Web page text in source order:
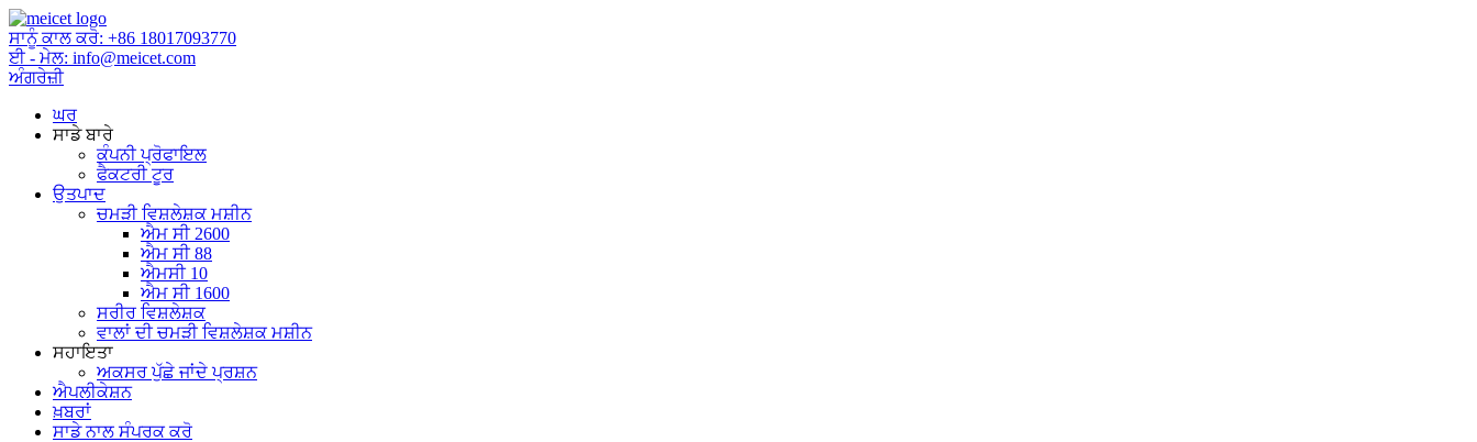
ਸਾਨੂੰ ਕਾਲ ਕਰੋ: +86 18017093770
ਈ - ਮੇਲ: info@meicet.com
ਅੰਗਰੇਜ਼ੀ
ਘਰ
ਸਾਡੇ ਬਾਰੇ
ਕੰਪਨੀ ਪ੍ਰੋਫਾਇਲ
ਫੈਕਟਰੀ ਟੂਰ
ਉਤਪਾਦ
ਚਮੜੀ ਵਿਸ਼ਲੇਸ਼ਕ ਮਸ਼ੀਨ
ਐਮ ਸੀ 2600
ਐਮ ਸੀ 88
ਐਮਸੀ 10
ਐਮ ਸੀ 1600
ਸਰੀਰ ਵਿਸ਼ਲੇਸ਼ਕ
ਵਾਲਾਂ ਦੀ ਚਮੜੀ ਵਿਸ਼ਲੇਸ਼ਕ ਮਸ਼ੀਨ
ਸਹਾਇਤਾ
ਅਕਸਰ ਪੁੱਛੇ ਜਾਂਦੇ ਪ੍ਰਸ਼ਨ
ਐਪਲੀਕੇਸ਼ਨ
ਖ਼ਬਰਾਂ
ਸਾਡੇ ਨਾਲ ਸੰਪਰਕ ਕਰੋ